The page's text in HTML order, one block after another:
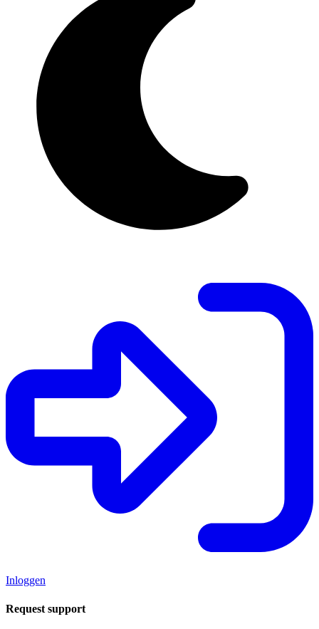
Inloggen
Request support